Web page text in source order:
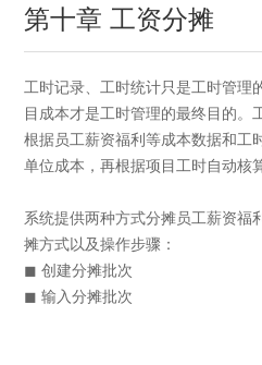
第十章 工资分摊
工时记录、工时统计只是工时管理
目成本才是工时管理的最终目的。
根据员工薪资福利等成本数据和工
单位成本，再根据项目工时自动核
系统提供两种方式分摊员工薪资福
摊方式以及操作步骤：
◼ 创建分摊批次
◼ 输入分摊批次